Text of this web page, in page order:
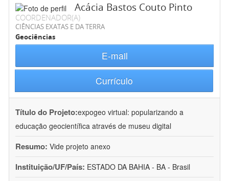
Acácia Bastos Couto Pinto
COORDENADOR(A)
CIÊNCIAS EXATAS E DA TERRA
Geociências
E-mail
Currículo
Título do Projeto:expogeo virtual: popularizando a
educação geocientífica através de museu digital
Resumo: Vide projeto anexo
Instituição/UF/País: ESTADO DA BAHIA - BA - Brasil